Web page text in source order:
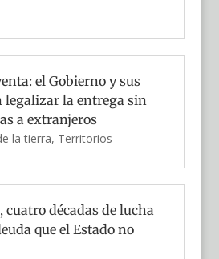
el Gobierno y sus
legalizar la entrega sin
a extranjeros
la tierra, Territorios
décadas de lucha
que el Estado no